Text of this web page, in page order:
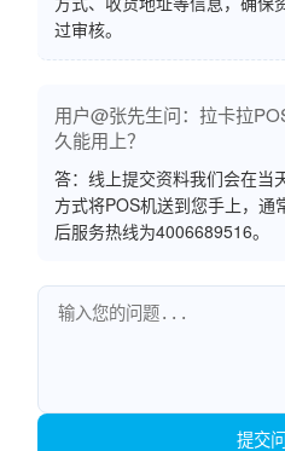
过审核。
用户@张先生问：拉卡拉
久能用上？
答：线上提交资料我们会在当
方式将POS机送到您手上，通
后服务热线为4006689516。
提交